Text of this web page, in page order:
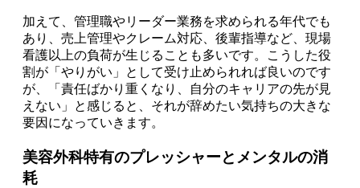
加えて、管理職やリーダー業務を求められる年代でも
あり、売上管理やクレーム対応、後輩指導など、現場
看護以上の負荷が生じることも多いです。こうした役
割が「やりがい」として受け止められれば良いのです
が、「責任ばかり重くなり、自分のキャリアの先が見
えない」と感じると、それが辞めたい気持ちの大きな
要因になっていきます。
美容外科特有のプレッシャーとメンタルの消
耗